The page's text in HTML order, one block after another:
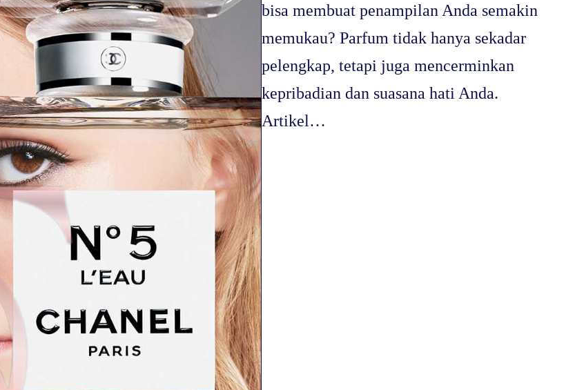
bisa membuat penampilan Anda semakin
memukau? Parfum tidak hanya sekadar
pelengkap, tetapi juga mencerminkan
kepribadian dan suasana hati Anda.
Artikel…